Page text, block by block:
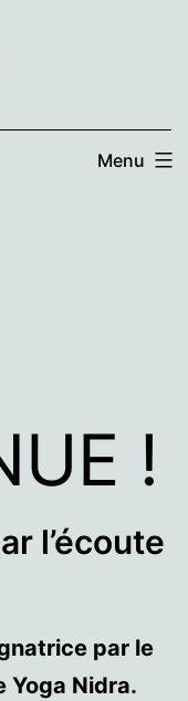
Menu
!
l’écoute
par le
Yoga Nidra.